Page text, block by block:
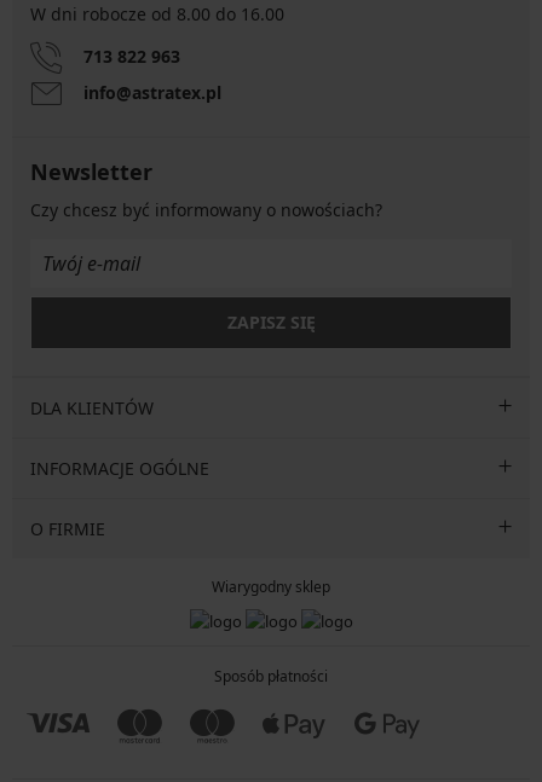
W dni robocze od 8.00 do 16.00
713 822 963
info@astratex.pl
Newsletter
Czy chcesz być informowany o nowościach?
ZAPISZ SIĘ
DLA KLIENTÓW
INFORMACJE OGÓLNE
O FIRMIE
Wiarygodny sklep
Sposób płatności